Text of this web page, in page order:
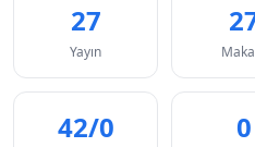
27
Yayın
42/0 0